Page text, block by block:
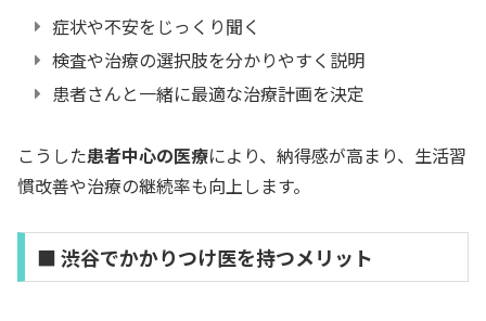
症状や不安をじっくり聞く
検査や治療の選択肢を分かりやすく説明
患者さんと一緒に最適な治療計画を決定
こうした患者中心の医療により、納得感が高まり、生活習
慣改善や治療の継続率も向上します。
■ 渋谷でかかりつけ医を持つメリット